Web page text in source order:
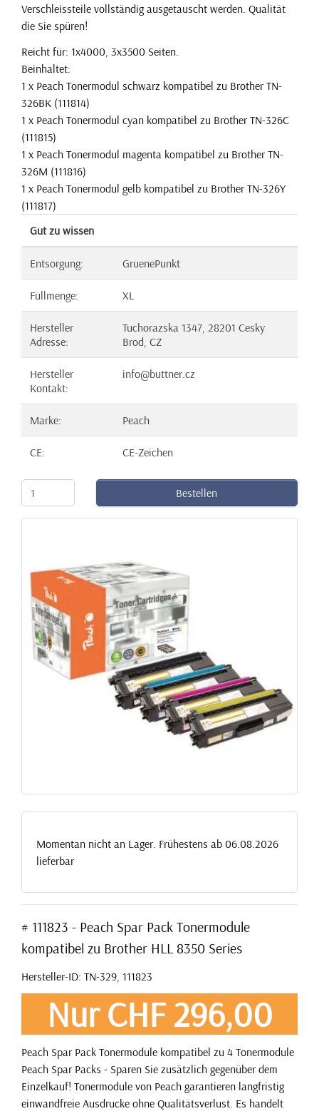
Verschleissteile vollständig ausgetauscht werden. Qualität
die Sie spüren!
Reicht für: 1x4000, 3x3500 Seiten.
Beinhaltet:
1 x Peach Tonermodul schwarz kompatibel zu Brother TN-
326BK (111814)
1 x Peach Tonermodul cyan kompatibel zu Brother TN-326C
(111815)
1 x Peach Tonermodul magenta kompatibel zu Brother TN-
326M (111816)
1 x Peach Tonermodul gelb kompatibel zu Brother TN-326Y
(111817)
Gut zu wissen
Entsorgung: GruenePunkt
Füllmenge: XL
Hersteller
Adresse:
Tuchorazska 1347, 28201 Cesky
Brod, CZ
Hersteller
Kontakt:
info@buttner.cz
Marke: Peach
CE: CE-Zeichen
Bestellen
Momentan nicht an Lager. Frühestens ab 06.08.2026
lieferbar
# 111823 - Peach Spar Pack Tonermodule
kompatibel zu Brother HLL 8350 Series
Hersteller-ID: TN-329, 111823
Nur CHF 296,00
Peach Spar Pack Tonermodule kompatibel zu 4 Tonermodule
Peach Spar Packs - Sparen Sie zusätzlich gegenüber dem
Einzelkauf! Tonermodule von Peach garantieren langfristig
einwandfreie Ausdrucke ohne Qualitätsverlust. Es handelt